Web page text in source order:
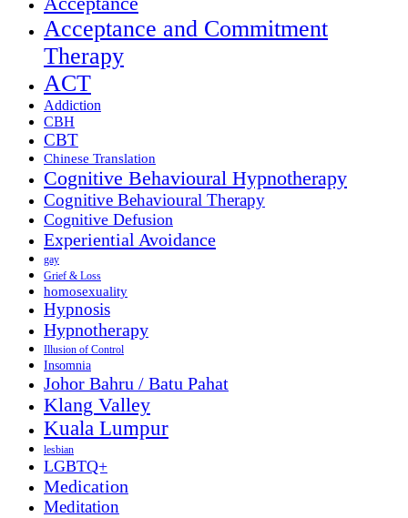
Acceptance and Commitment
Therapy
ACT
Addiction
CBH
CBT
Chinese Translation
Cognitive Behavioural Hypnotherapy
Cognitive Behavioural Therapy
Cognitive Defusion
Experiential Avoidance
gay
Grief & Loss
homosexuality
Hypnosis
Hypnotherapy
Illusion of Control
Insomnia
Johor Bahru / Batu Pahat
Klang Valley
Kuala Lumpur
lesbian
LGBTQ+
Medication
Meditation